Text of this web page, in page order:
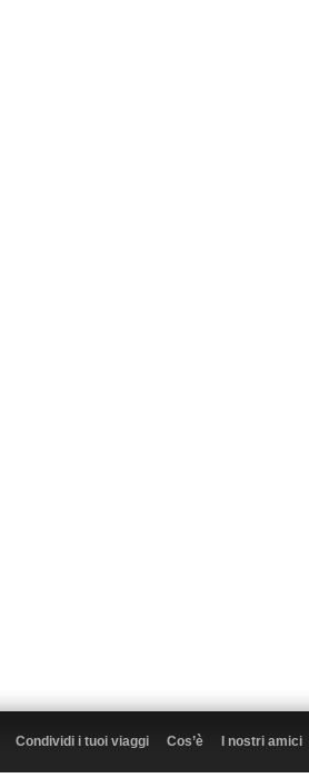
Condividi i tuoi viaggi Cos’è I nostri amici